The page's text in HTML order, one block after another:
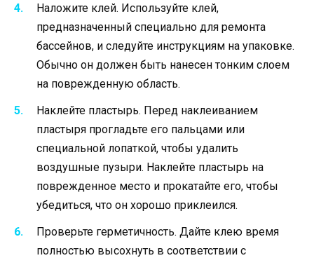
Наложите клей. Используйте клей,
предназначенный специально для ремонта
бассейнов, и следуйте инструкциям на упаковке.
Обычно он должен быть нанесен тонким слоем
на поврежденную область.
Наклейте пластырь. Перед наклеиванием
пластыря прогладьте его пальцами или
специальной лопаткой, чтобы удалить
воздушные пузыри. Наклейте пластырь на
поврежденное место и прокатайте его, чтобы
убедиться, что он хорошо приклеился.
Проверьте герметичность. Дайте клею время
полностью высохнуть в соответствии с